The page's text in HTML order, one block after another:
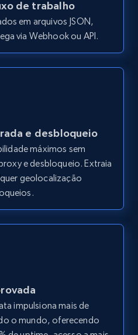
Comece grátis
information -
on zillow and use the
Address,
Bedrooms,
Headline, Post
de trabalho
em arquivos JSON,
via Webhook ou API.
e desbloqueio
máximos sem
e desbloqueio. Extraia
geolocalização
impulsiona mais de
o mundo, oferecendo